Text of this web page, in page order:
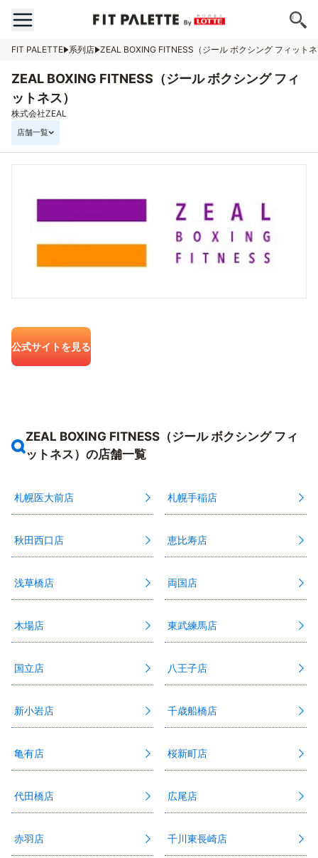
FIT PALETTE 系列店 ZEAL BOXING FITNESS（ジール ボクシング フィット
ZEAL BOXING FITNESS（ジール ボクシング フィ
ットネス）
株式会社ZEAL
店舗一覧
公式サイトを見る
ZEAL BOXING FITNESS（ジール ボクシング フィ
ットネス）の店舗一覧
札幌医大前店 札幌手稲店
秋田西口店 恵比寿店
浅草橋店 両国店
木場店 東武練馬店
国立店 八王子店
新小岩店 千歳船橋店
亀有店 桜新町店
代田橋店 広尾店
赤羽店 千川東長崎店